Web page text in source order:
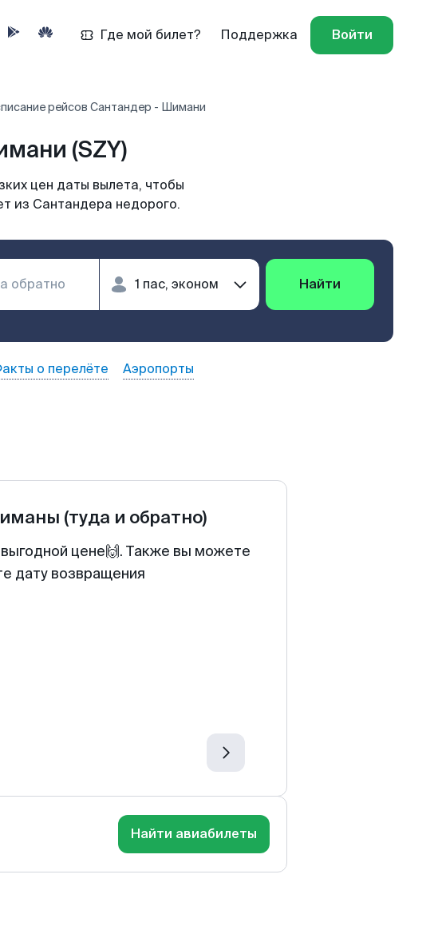
Где мой билет? Поддержка Войти
рейсов Сантандер - Шимани
(SZY)
цен даты вылета, чтобы
из Сантандера недорого.
Найти
о перелёте Аэропорты
(туда и обратно)
цене🙌. Также вы можете
дату возвращения
Найти авиабилеты